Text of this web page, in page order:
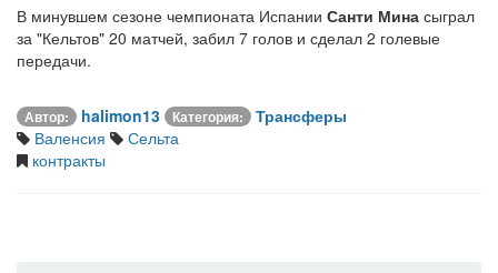
В минувшем сезоне чемпионата Испании Санти Мина сыграл
за "Кельтов" 20 матчей, забил 7 голов и сделал 2 голевые
передачи.
Автор: halimon13 Категория:
Трансферы
Валенсия
Сельта
контракты